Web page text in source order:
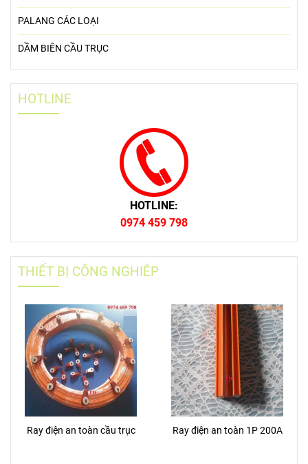
PALANG CÁC LOẠI
DẦM BIÊN CẦU TRỤC
HOTLINE
HOTLINE:
0974 459 798
THIẾT BỊ CÔNG NGHIÊP
Ray điện an toàn cầu trục Ray điện an toàn 1P 200A